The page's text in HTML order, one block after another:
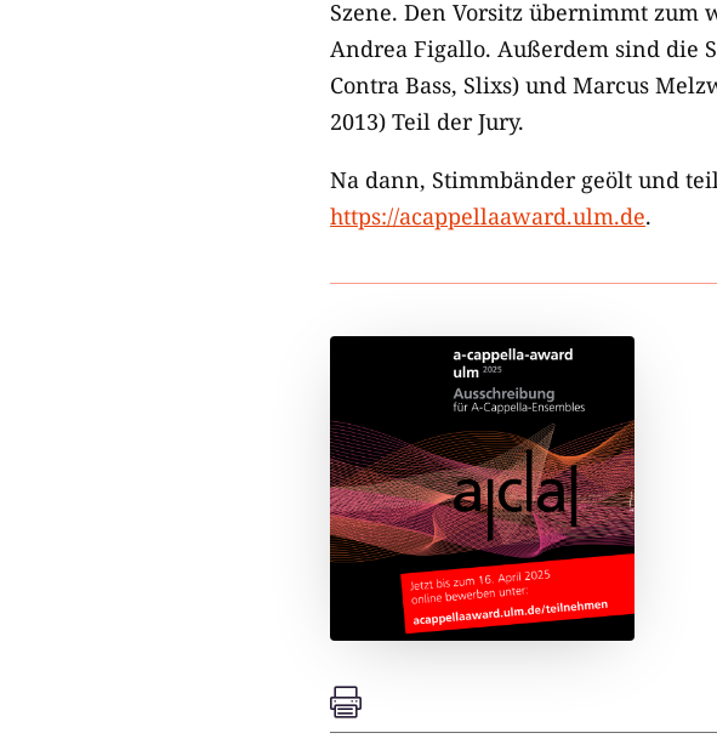
Szene. Den Vorsitz übernimmt zum
Andrea Figallo. Außerdem sind die
Contra Bass, Slixs) und Marcus
2013) Teil der Jury.
Na dann, Stimmbänder geölt und
https://acappellaaward.ulm.de.
